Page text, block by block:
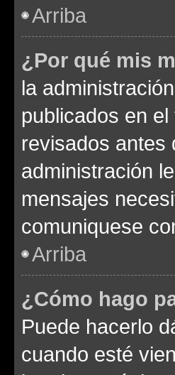
Arriba
¿Por qué mis
la
publicados en
revisados antes
administración
mensajes
comuniquese
Arriba
¿Cómo hago
Puede hacerlo
cuando esté